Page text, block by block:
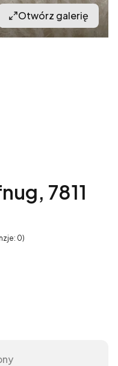
Otwórz galerię
7811
0)